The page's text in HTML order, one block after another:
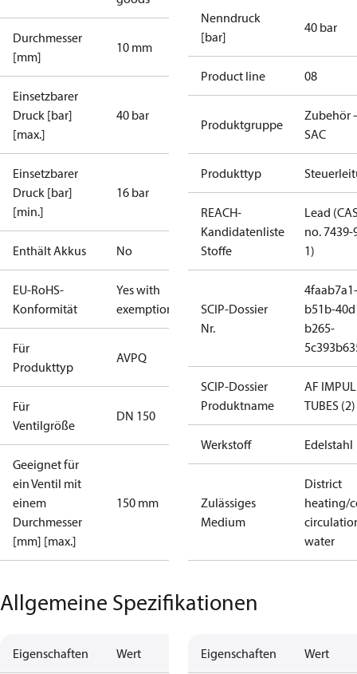
Durchmesser
[mm]
10 mm
Einsetzbarer
Druck [bar]
[max.]
40 bar
Einsetzbarer
Druck [bar]
[min.]
16 bar
Enthält Akkus No
EU-RoHS-
Konformität
Yes with
exemptions
Für
Produkttyp
AVPQ
Für
Ventilgröße
DN 150
Geeignet für
ein Ventil mit
einem
Durchmesser
[mm] [max.]
150 mm
Nenndruck
[bar]
40 bar
Product line 08
Produktgruppe
Zubehör
SAC
Produkttyp
REACH-
Kandidatenliste
Stoffe
Lead
no. 7439-
1)
SCIP-Dossier
Nr.
4faab7a1-
b51b-
b265-
SCIP-Dossier
Produktname
AF
TUBES (2)
Werkstoff Edelstahl
Zulässiges
Medium
District
heating/
water
Allgemeine Spezifikationen
Eigenschaften Wert Eigenschaften Wert